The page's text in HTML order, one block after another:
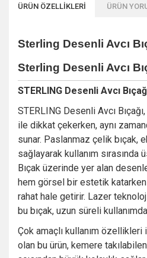
ÜRÜN ÖZELLİKLERİ ÜRÜN
Sterling Desenli Avcı
Sterling Desenli Avcı
STERLING Desenli Avcı
STERLING Desenli Avcı
ile dikkat çekerken, aynı
sunar. Paslanmaz çelik bıçak,
sağlayarak kullanım sırasında
Bıçak üzerinde yer alan
hem görsel bir estetik
rahat hale getirir. Lazer
bu bıçak, uzun süreli
Çok amaçlı kullanım özellikleri
olan bu ürün, kemere takılabilen